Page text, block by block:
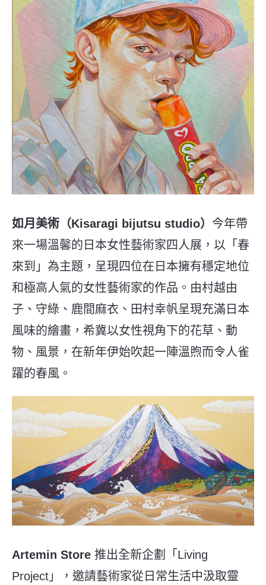
如月美術（Kisaragi bijutsu studio） 今年帶
來一場溫馨的日本女性藝術家四人展，以「春
來到」為主題，呈現四位在日本擁有穩定地位
和極高人氣的女性藝術家的作品。由村越由
子、守綠、鹿間麻衣、田村幸帆呈現充滿日本
風味的繪畫，希冀以女性視角下的花草、動
物、風景，在新年伊始吹起一陣溫煦而令人雀
躍的春風。
Artemin Store 推出全新企劃「Living
Project」，邀請藝術家從日常生活中汲取靈